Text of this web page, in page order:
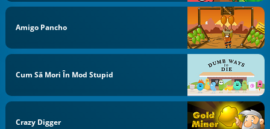
Amigo Pancho
Cum Să Mori În Mod Stupid
Crazy Digger